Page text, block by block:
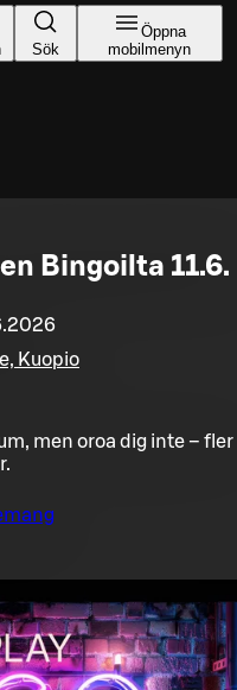
Sök
Öppna
mobilmenyn
Bingoilta 11.6.
Kuopio
men oroa dig inte – fler